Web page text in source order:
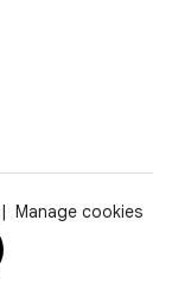
Manage cookies